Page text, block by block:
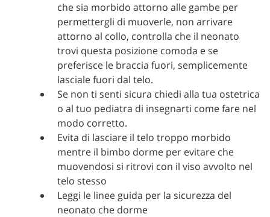
che sia morbido attorno alle gambe per
permettergli di muoverle, non arrivare
attorno al collo, controlla che il neonato
trovi questa posizione comoda e se
preferisce le braccia fuori, semplicemente
lasciale fuori dal telo.
Se non ti senti sicura chiedi alla tua ostetrica
o al tuo pediatra di insegnarti come fare nel
modo corretto.
Evita di lasciare il telo troppo morbido
mentre il bimbo dorme per evitare che
muovendosi si ritrovi con il viso avvolto nel
telo stesso
Leggi le linee guida per la sicurezza del
neonato che dorme